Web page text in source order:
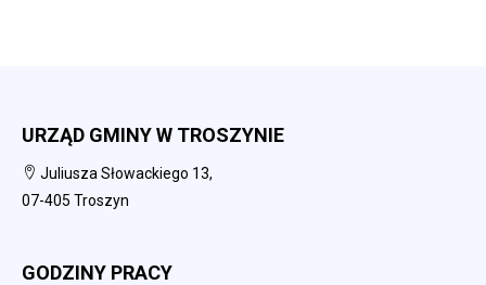
URZĄD GMINY W TROSZYNIE
Juliusza Słowackiego 13,
07-405 Troszyn
GODZINY PRACY